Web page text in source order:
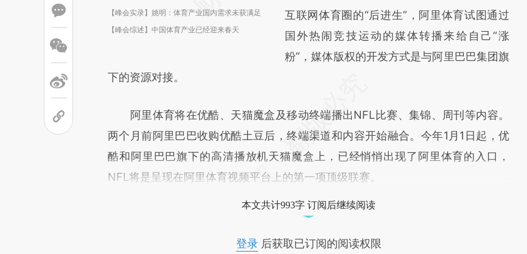
【峰会实录】姚明：体育产业国内需求未获满足
【峰会综述】中国体育产业已经迎来春天
互联网体育圈的“后进生”，阿里体育试图通过
国外热闹竞技运动的媒体转播来给自己“涨
粉”，媒体版权的开发方式是与阿里巴巴集团旗
下的资源对接。
阿里体育将在优酷、天猫魔盒及移动终端播出NFL比赛、集锦、周刊等内容。
两个月前阿里巴巴收购优酷土豆后，终端渠道和内容开始融合。今年1月1日起，优
酷和阿里巴巴旗下的高清播放机天猫魔盒上，已经悄悄出现了阿里体育的入口，
NFL将是呈现在阿里体育视频平台上的第一项顶级联赛。
本文共计993字 订阅后继续阅读
登录后获取已订阅的阅读权限